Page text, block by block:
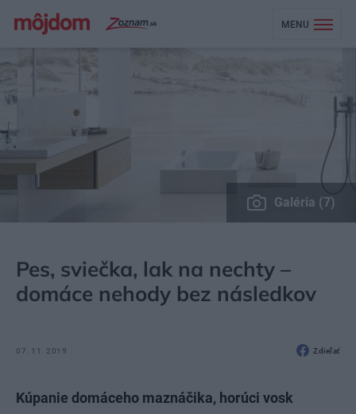
MENU
Galéria (7)
Pes, sviečka, lak na nechty –
domáce nehody bez následkov
07. 11. 2019 Zdieľať
Kúpanie domáceho maznáčika, horúci vosk